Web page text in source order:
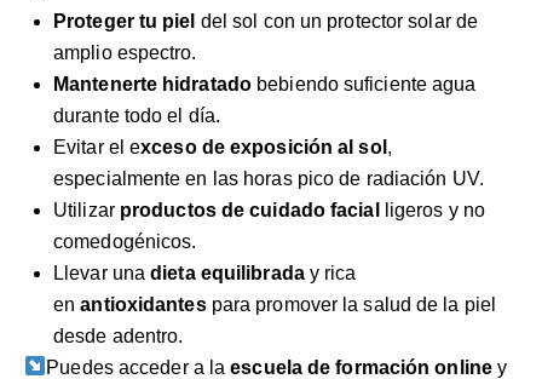
Proteger tu piel del sol con un protector solar de
amplio espectro.
Mantenerte hidratado bebiendo suficiente agua
durante todo el día.
Evitar el exceso de exposición al sol ,
especialmente en las horas pico de radiación UV.
Utilizar productos de cuidado facial
ligeros y no
comedogénicos.
Llevar unadieta equilibraday rica
enantioxidantespara promover la salud de la piel
desde adentro.
Puedes acceder a laescuela de formación onliney